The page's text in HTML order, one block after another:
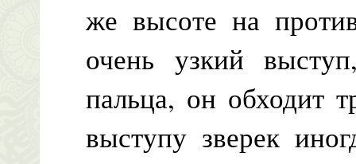
же высоте на
очень узкий
пальца, он обходит
выступу зверек